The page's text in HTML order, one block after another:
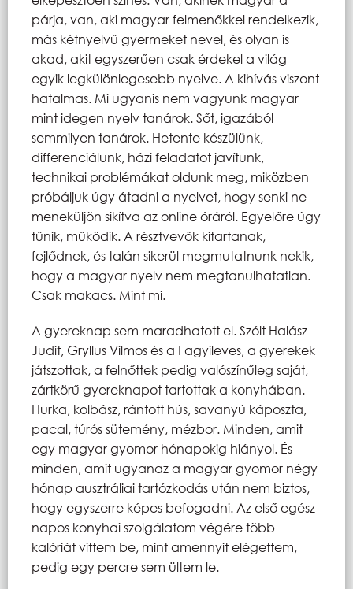
párja, van, aki magyar felmenőkkel rendelkezik,
más kétnyelvű gyermeket nevel, és olyan is
akad, akit egyszerűen csak érdekel a világ
egyik legkülönlegesebb nyelve. A kihívás viszont
hatalmas. Mi ugyanis nem vagyunk magyar
mint idegen nyelv tanárok. Sőt, igazából
semmilyen tanárok. Hetente készülünk,
differenciálunk, házi feladatot javítunk,
technikai problémákat oldunk meg, miközben
próbáljuk úgy átadni a nyelvet, hogy senki ne
meneküljön sikítva az online óráról. Egyelőre úgy
tűnik, működik. A résztvevők kitartanak,
fejlődnek, és talán sikerül megmutatnunk nekik,
hogy a magyar nyelv nem megtanulhatatlan.
Csak makacs. Mint mi.
A gyereknap sem maradhatott el. Szólt Halász
Judit, Gryllus Vilmos és a Fagyileves, a gyerekek
játszottak, a felnőttek pedig valószínűleg saját,
zártkörű gyereknapot tartottak a konyhában.
Hurka, kolbász, rántott hús, savanyú káposzta,
pacal, túrós sütemény, mézbor. Minden, amit
egy magyar gyomor hónapokig hiányol. És
minden, amit ugyanaz a magyar gyomor négy
hónap ausztráliai tartózkodás után nem biztos,
hogy egyszerre képes befogadni. Az első egész
napos konyhai szolgálatom végére több
kalóriát vittem be, mint amennyit elégettem,
pedig egy percre sem ültem le.